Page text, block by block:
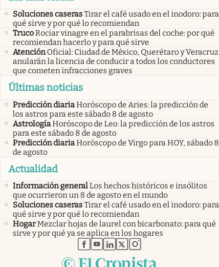
Soluciones caserasTirar el café usado en el inodoro: para
qué sirve y por qué lo recomiendan
TrucoRociar vinagre en el parabrisas del coche: por qué
recomiendan hacerlo y para qué sirve
Atención Oficial: Ciudad de México, Querétaro y Veracruz
anularán la licencia de conducir a todos los conductores
que cometen infracciones graves
Últimas noticias
Predicción diariaHoróscopo de Aries: la predicción de
los astros para este sábado 8 de agosto
AstrologíaHoróscopo de Leo: la predicción de los astros
para este sábado 8 de agosto
Predicción diariaHoróscopo de Virgo para HOY, sábado 8
de agosto
Actualidad
Información generalLos hechos históricos e insólitos
que ocurrieron un 8 de agosto en el mundo
Soluciones caserasTirar el café usado en el inodoro: para
qué sirve y por qué lo recomiendan
HogarMezclar hojas de laurel con bicarbonato: para qué
sirve y por qué ya se aplica en los hogares
abre en nueva pestaña
abre en nueva pestaña
abre en nueva pestaña
abre en nueva pestaña
abre en nueva pestaña